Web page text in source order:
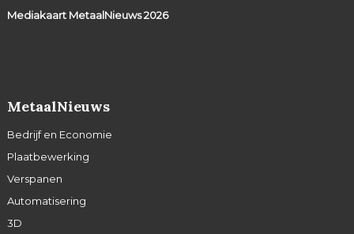
Mediakaart MetaalNieuws2026
MetaalNieuws
Bedrijf en Economie
Plaatbewerking
Verspanen
Automatisering
3D